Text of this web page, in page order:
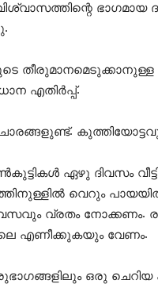
എതിർപ്പ്.
ഏഴു ദിവസം
വെറും
വ്രതം നോക്കണം.
എണീക്കുകയും വേണം.
ഒരു